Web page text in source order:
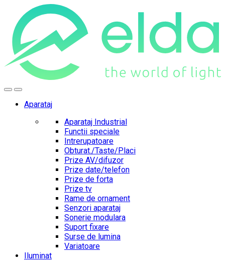
navigation
content
Aparataj
Aparataj Industrial
Functii speciale
Intrerupatoare
Obturat./Taste/Placi
Prize AV/difuzor
Prize date/telefon
Prize de forta
Prize tv
Rame de ornament
Senzori aparataj
Sonerie modulara
Suport fixare
Surse de lumina
Variatoare
Iluminat